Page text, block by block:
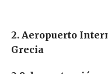
2. Aeropuerto
Grecia